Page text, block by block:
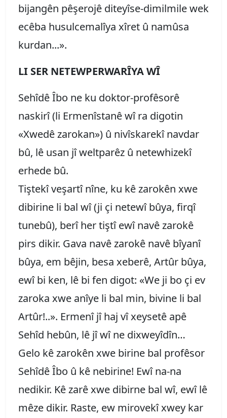
bijangên pêşerojê diteyîse-dimilmile wek
ecêba husulcemalîya xîret û namûsa
kurdan...».
LI SER NETEWPERWARÎYA WÎ
Sehîdê Îbo ne ku doktor-profêsorê
naskirî (li Ermenîstanê wî ra digotin
«Xwedê zarokan») û nivîskarekî navdar
bû, lê usan jî weltparêz û netewhizekî
erhede bû.
Tiştekî veşartî nîne, ku kê zarokên xwe
dibirine li bal wî (ji çi netewî bûya, firqî
tunebû), berî her tiştî ewî navê zarokê
pirs dikir. Gava navê zarokê navê bîyanî
bûya, em bêjin, besa xeberê, Artûr bûya,
ewî bi ken, lê bi fen digot: «We ji bo çi ev
zaroka xwe anîye li bal min, bivine li bal
Artûr!..». Ermenî jî haj vî xeysetê apê
Sehîd hebûn, lê jî wî ne dixweyîdîn…
Gelo kê zarokên xwe birine bal profêsor
Sehîdê Îbo û kê nebirine! Ewî na-na
nedikir. Kê zarê xwe dibirne bal wî, ewî lê
mêze dikir. Raste, ew mirovekî xwey kar